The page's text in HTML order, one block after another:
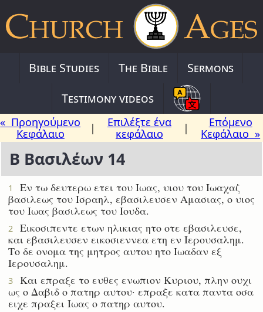
Bible Studies The Bible
Sermons
Testimony videos
« Προηγούμενο
Κεφάλαιο
|
Επιλέξτε ένα
κεφάλαιο
|
Επόμενο
Κεφάλαιο »
Β Βασιλέων 14
1
Εν τω δευτερω ετει του Ιωας, υιου του Ιωαχαζ
βασιλεως του Ισραηλ, εβασιλευσεν Αμασιας, ο υιος
του Ιωας βασιλεως του Ιουδα.
2
Εικοσιπεντε ετων ηλικιας ητο οτε εβασιλευσε,
και εβασιλευσεν εικοσιεννεα ετη εν Ιερουσαλημ.
Το δε ονομα της μητρος αυτου ητο Ιωαδαν εξ
Ιερουσαλημ.
3
Και επραξε το ευθες ενωπιον Κυριου, πλην ουχι
ως ο Δαβιδ ο πατηρ αυτου· επραξε κατα παντα οσα
ειχε πραξει Ιωας ο πατηρ αυτου.